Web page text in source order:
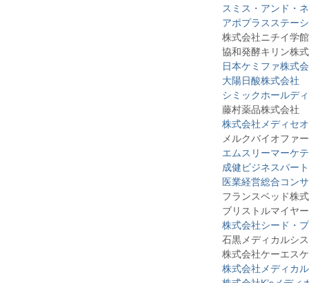
スミス・アンド・
アポプラスステー
株式会社ニチイ学館
協和発酵キリン株式
日本ケミファ株式
大陽日酸株式会社
シミックホールデ
藤村薬品株式会社
株式会社メディセオ
メルクバイオファー
エムスリーマーケ
成健ビジネスパー
医業経営総合コン
フランスベッド
ブリストルマイヤー
株式会社シード・
石黒メディカルシス
株式会社ケーエスケ
株式会社メディカ